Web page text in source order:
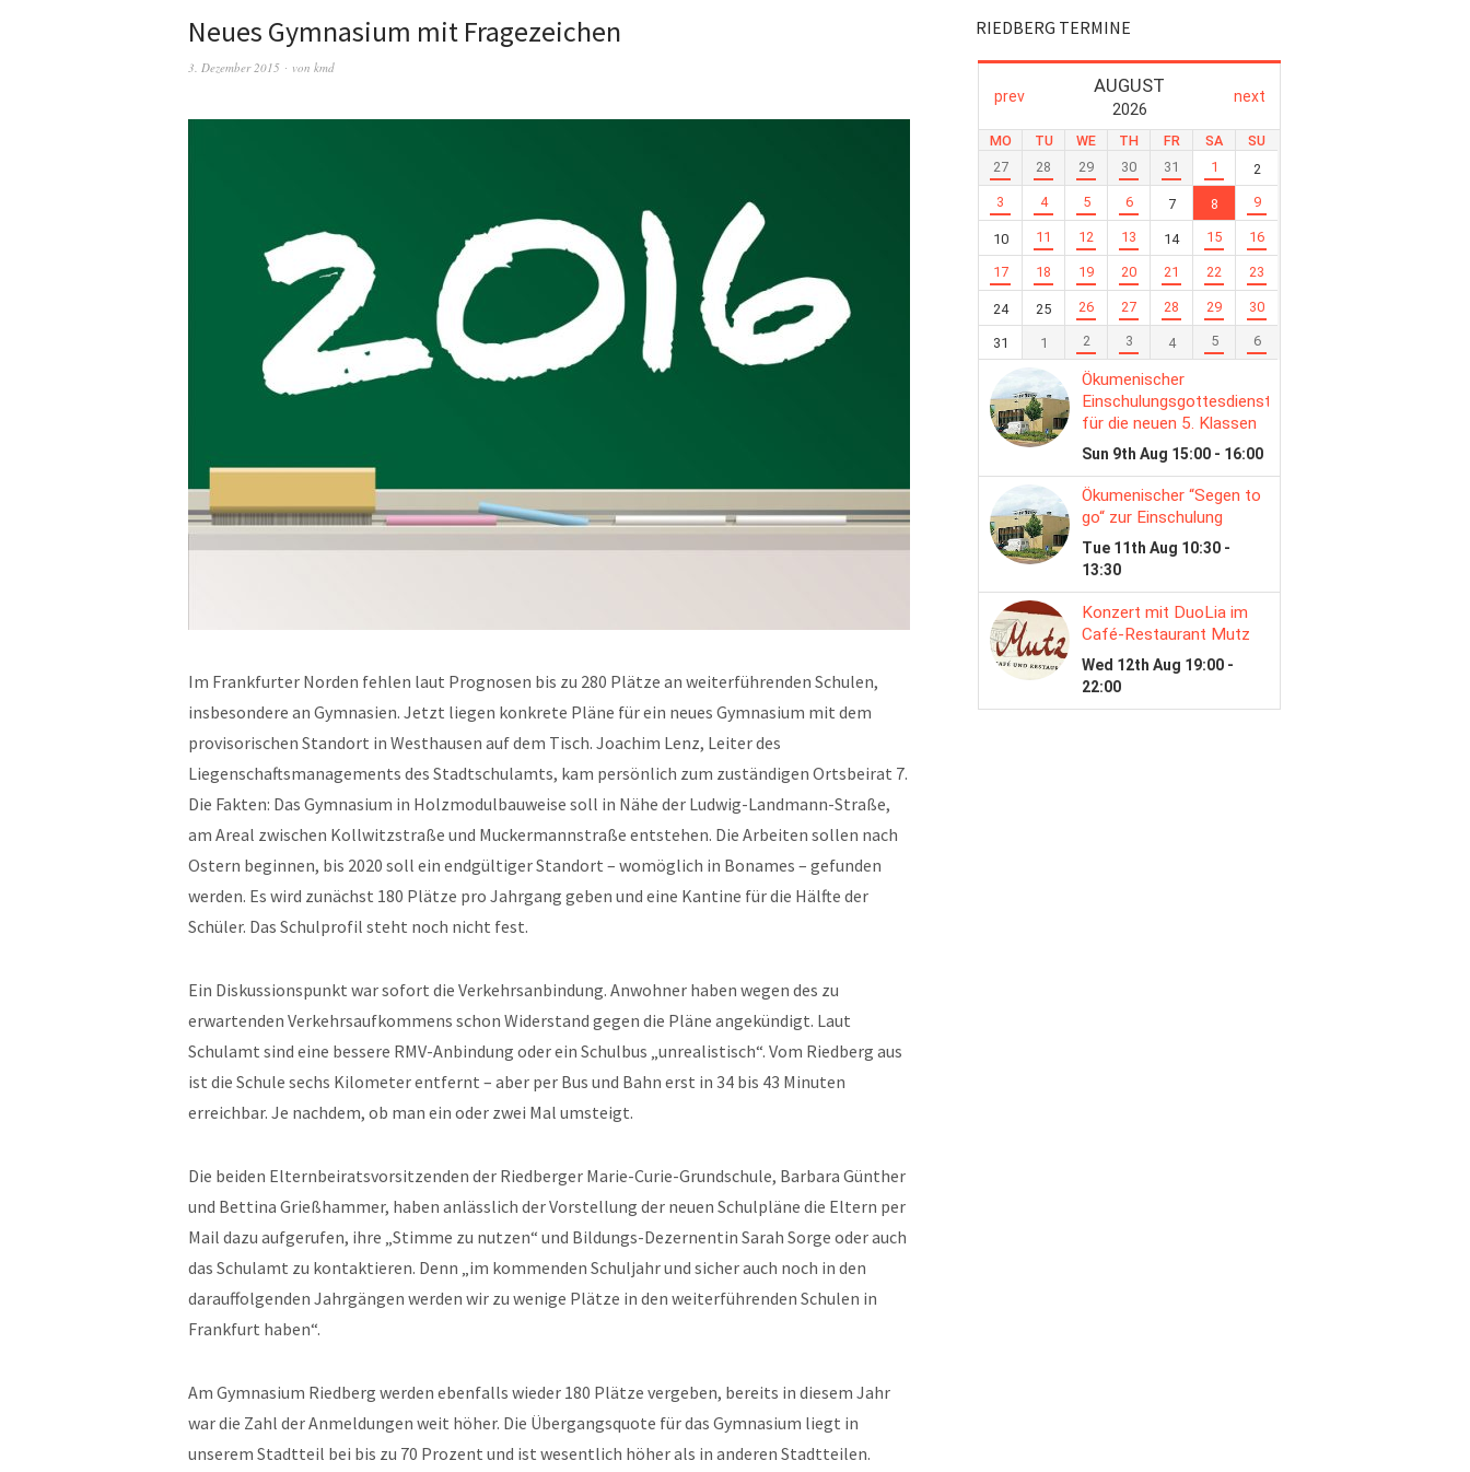
Neues Gymnasium mit Fragezeichen
3. Dezember 2015 von kmd
Im Frankfurter Norden fehlen laut Prognosen bis zu 280 Plätze an weiterführenden Schulen,
insbesondere an Gymnasien. Jetzt liegen konkrete Pläne für ein neues Gymnasium mit dem
provisorischen Standort in Westhausen auf dem Tisch. Joachim Lenz, Leiter des
Liegenschaftsmanagements des Stadtschulamts, kam persönlich zum zuständigen Ortsbeirat 7.
Die Fakten: Das Gymnasium in Holzmodulbauweise soll in Nähe der Ludwig-Landmann-Straße,
am Areal zwischen Kollwitzstraße und Muckermannstraße entstehen. Die Arbeiten sollen nach
Ostern beginnen, bis 2020 soll ein endgültiger Standort – womöglich in Bonames – gefunden
werden. Es wird zunächst 180 Plätze pro Jahrgang geben und eine Kantine für die Hälfte der
Schüler. Das Schulprofil steht noch nicht fest.
Ein Diskussionspunkt war sofort die Verkehrsanbindung. Anwohner haben wegen des zu
erwartenden Verkehrsaufkommens schon Widerstand gegen die Pläne angekündigt. Laut
Schulamt sind eine bessere RMV-Anbindung oder ein Schulbus „unrealistisch“. Vom Riedberg aus
ist die Schule sechs Kilometer entfernt – aber per Bus und Bahn erst in 34 bis 43 Minuten
erreichbar. Je nachdem, ob man ein oder zwei Mal umsteigt.
Die beiden Elternbeiratsvorsitzenden der Riedberger Marie-Curie-Grundschule, Barbara Günther
und Bettina Grießhammer, haben anlässlich der Vorstellung der neuen Schulpläne die Eltern per
Mail dazu aufgerufen, ihre „Stimme zu nutzen“ und Bildungs-Dezernentin Sarah Sorge oder auch
das Schulamt zu kontaktieren. Denn „im kommenden Schuljahr und sicher auch noch in den
darauffolgenden Jahrgängen werden wir zu wenige Plätze in den weiterführenden Schulen in
Frankfurt haben“.
Am Gymnasium Riedberg werden ebenfalls wieder 180 Plätze vergeben, bereits in diesem Jahr
war die Zahl der Anmeldungen weit höher. Die Übergangsquote für das Gymnasium liegt in
unserem Stadtteil bei bis zu 70 Prozent und ist wesentlich höher als in anderen Stadtteilen.
RIEDBERG TERMINE